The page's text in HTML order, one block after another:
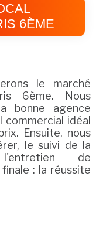
6ÈME
le marché
6ème. Nous
bonne agence
commercial idéal
Ensuite, nous
le suivi de la
de
: la réussite